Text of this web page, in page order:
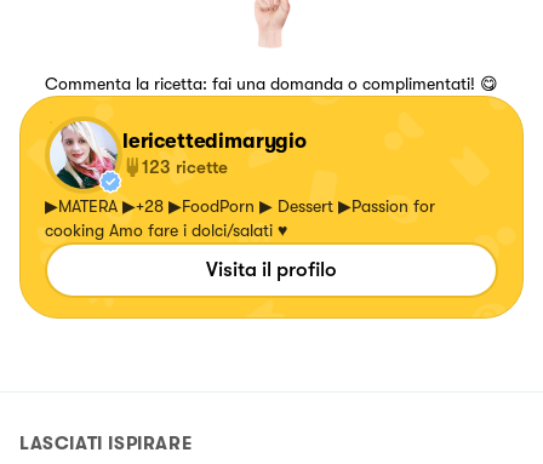
Commenta la ricetta: fai una domanda o complimentati! 😋
lericettedimarygio
123 ricette
▶MATERA ▶+28 ▶FoodPorn ▶ Dessert ▶Passion for
cooking Amo fare i dolci/salati ♥
Visita il profilo
LASCIATI ISPIRARE